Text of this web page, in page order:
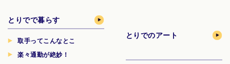
とりでで暮らす
取手ってこんなとこ
楽々通勤が絶妙！
とりでのアート